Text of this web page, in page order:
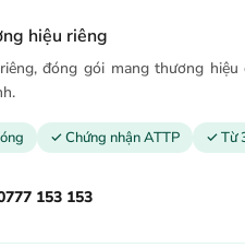
hiệu riêng
đóng gói mang thương
✓ Chứng nhận ATTP ✓ Từ
153 153